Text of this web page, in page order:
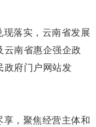
落实，云南省发展
南省惠企强企政
政府门户网站发
，聚焦经营主体和